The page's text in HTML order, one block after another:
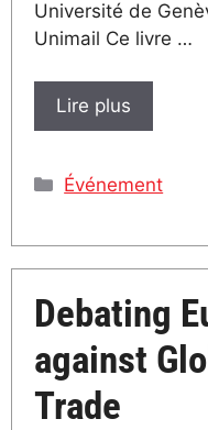
Université de
Unimail Ce livre …
Lire plus
Catégories
Événement
Debating
against
Trade